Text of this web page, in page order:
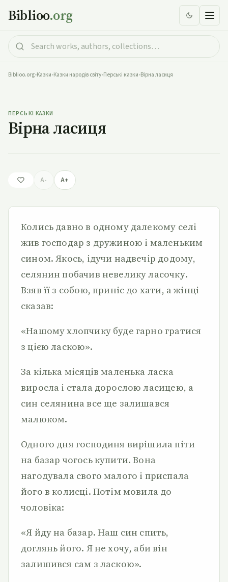
Biblioo.org
Biblioo.org•Казки•Казки народів світу•Перські казки•Вірна ласиця
ПЕРСЬКІ КАЗКИ
Вірна ласиця
A- A+
Колись давно в одному далекому селі
жив господар з дружиною і маленьким
сином. Якось, ідучи надвечір додому,
селянин побачив невелику ласочку.
Взяв її з собою, приніс до хати, а жінці
сказав:
«Нашому хлопчику буде гарно гратися
з цією ласкою».
За кілька місяців маленька ласка
виросла і стала дорослою ласицею, а
син селянина все ще залишався
малюком.
Одного дня господиня вирішила піти
на базар чогось купити. Вона
нагодувала свого малого і приспала
його в колисці. Потім мовила до
чоловіка:
«Я йду на базар. Наш син спить,
доглянь його. Я не хочу, аби він
залишився сам з ласкою».